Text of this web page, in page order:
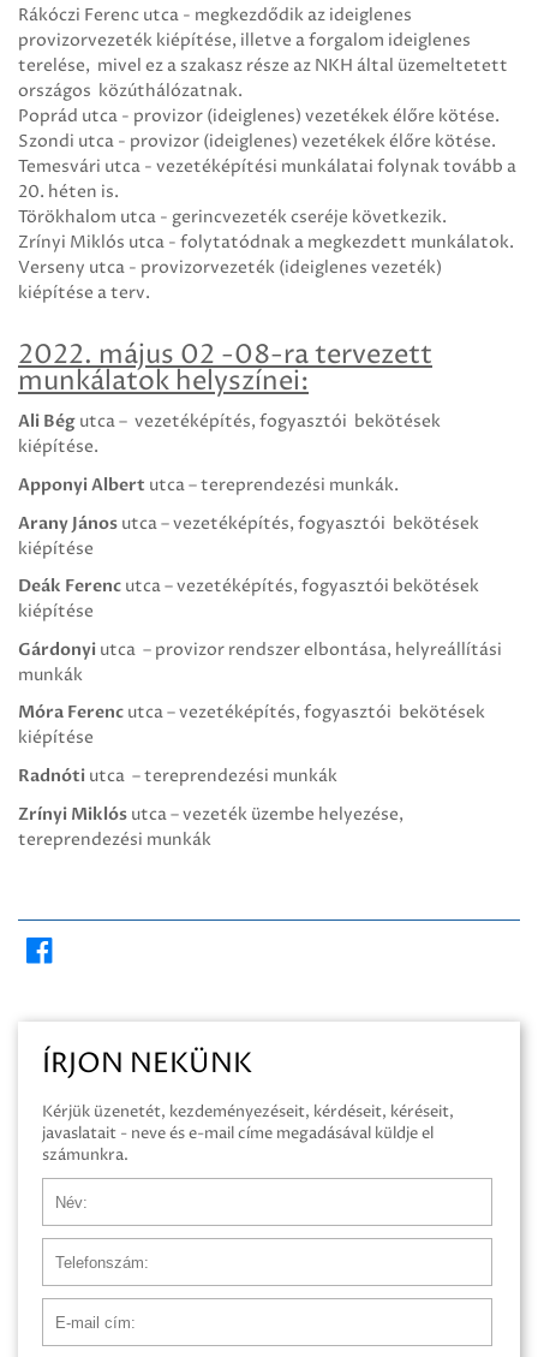
Rákóczi Ferenc utca - megkezdődik az ideiglenes
provizorvezeték kiépítése, illetve a forgalom ideiglenes
terelése, mivel ez a szakasz része az NKH által üzemeltetett
országos közúthálózatnak.
Poprád utca - provizor (ideiglenes) vezetékek élőre kötése.
Szondi utca - provizor (ideiglenes) vezetékek élőre kötése.
Temesvári utca - vezetéképítési munkálatai folynak tovább a
20. héten is.
Törökhalom utca - gerincvezeték cseréje következik.
Zrínyi Miklós utca - folytatódnak a megkezdett munkálatok.
Verseny utca - provizorvezeték (ideiglenes vezeték)
kiépítése a terv.
2022. május 02 -08-ra tervezett
munkálatok helyszínei:
Ali Bég utca – vezetéképítés, fogyasztói bekötések
kiépítése.
Apponyi Albert utca – tereprendezési munkák.
Arany János utca – vezetéképítés, fogyasztói bekötések
kiépítése
Deák Ferenc utca – vezetéképítés, fogyasztói bekötések
kiépítése
Gárdonyi utca – provizor rendszer elbontása, helyreállítási
munkák
Móra Ferenc utca – vezetéképítés, fogyasztói bekötések
kiépítése
Radnóti utca – tereprendezési munkák
Zrínyi Miklós utca – vezeték üzembe helyezése,
tereprendezési munkák
ÍRJON NEKÜNK
Kérjük üzenetét, kezdeményezéseit, kérdéseit, kéréseit,
javaslatait - neve és e-mail címe megadásával küldje el
számunkra.